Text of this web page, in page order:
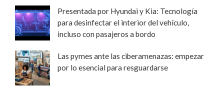
Presentada por Hyundai y Kia: Tecnología
para desinfectar el interior del vehículo,
incluso con pasajeros a bordo
Las pymes ante las ciberamenazas: empezar
por lo esencial para resguardarse